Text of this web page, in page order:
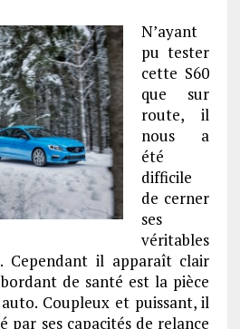
N’ayant
pu tester
cette S60
que sur
route, il
nous a
été
difficile
de cerner
ses
véritables
Cependant il apparaît clair
de santé est la pièce
Coupleux et puissant, il
par ses capacités de relance